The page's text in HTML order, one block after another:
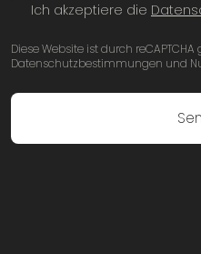
Ich akzeptiere die
Diese Website ist durch
Datenschutzbestimmungen und